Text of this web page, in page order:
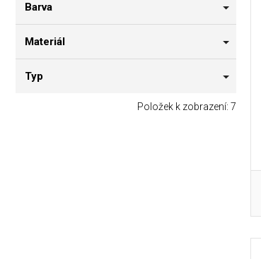
a
Barva
Materiál
Typ
Položek k zobrazení: 7